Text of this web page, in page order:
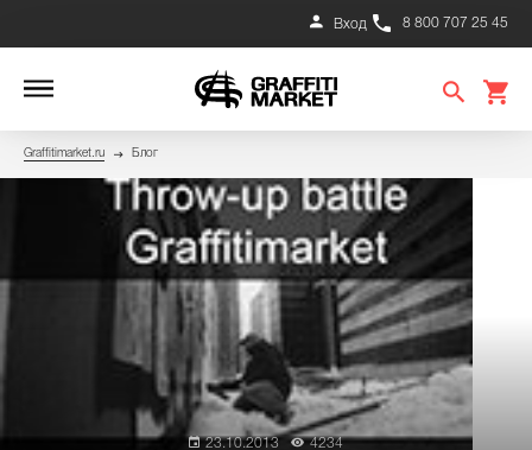
8 800 707 25 45
Вход
Graffitimarket.ru Блог
23.10.2013 4234